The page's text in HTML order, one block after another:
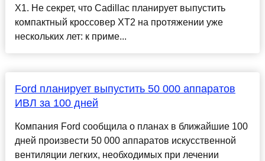
X1. Не секрет, что Cadillac планирует выпустить
компактный кроссовер XT2 на протяжении уже
нескольких лет: к приме...
Ford планирует выпустить 50 000 аппаратов
ИВЛ за 100 дней
Компания Ford сообщила о планах в ближайшие 100
дней произвести 50 000 аппаратов искусственной
вентиляции легких, необходимых при лечении